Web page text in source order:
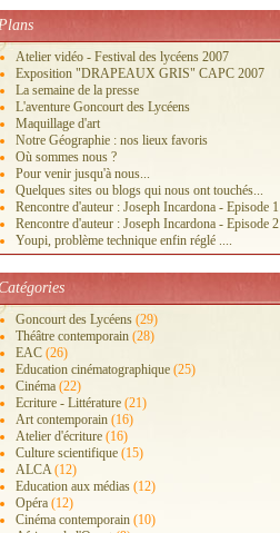
Atelier vidéo - Festival des lycéens 2007
Exposition "DRAPEAUX GRIS" CAPC 2007
La semaine de la presse
L'aventure Goncourt des Lycéens
Maquillage d'art
Notre Géographie : nos lieux favoris
Où sommes nous ?
Pour venir jusqu'à nous...
Quelques sites ou blogs qui nous ont touchés...
Rencontre d'auteur : Joseph Incardona - Episode 1
Rencontre d'auteur : Joseph Incardona - Episode 2
Youpi, problème technique enfin réglé ....
Goncourt des Lycéens (29)
Théâtre contemporain (28)
EAC (26)
Education cinématographique (25)
Cinéma (22)
Ecriture - Littérature (21)
Art contemporain (16)
Atelier d'écriture (16)
Culture scientifique (15)
ALCA(12)
Education aux médias (12)
Opéra (12)
Cinéma contemporain (10)